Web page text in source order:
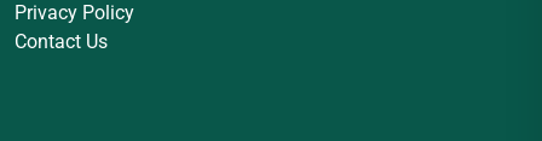
Privacy Policy
Contact Us